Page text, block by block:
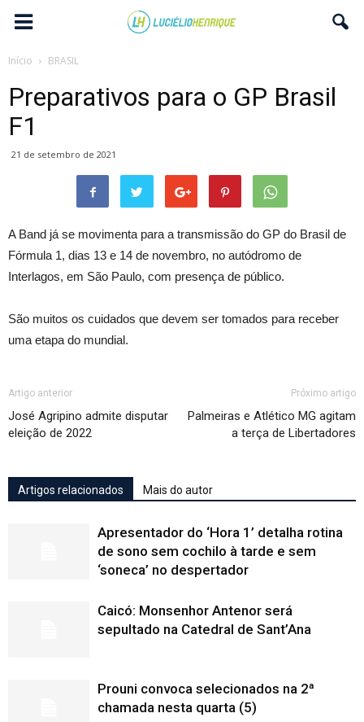
Início BRASIL
Preparativos para o GP Brasil
F1
21 de setembro de 2021
A Band já se movimenta para a transmissão do GP do Brasil de
Fórmula 1, dias 13 e 14 de novembro, no autódromo de
Interlagos, em São Paulo, com presença de público.
São muitos os cuidados que devem ser tomados para receber
uma etapa do mundial.
Artigo anterior
José Agripino admite disputar
eleição de 2022
Próximo artigo
Palmeiras e Atlético MG agitam
a terça de Libertadores
Artigos relacionados Mais do autor
Apresentador do ‘Hora 1’ detalha rotina
de sono sem cochilo à tarde e sem
‘soneca’ no despertador
Caicó: Monsenhor Antenor será
sepultado na Catedral de Sant’Ana
Prouni convoca selecionados na 2ª
chamada nesta quarta (5)